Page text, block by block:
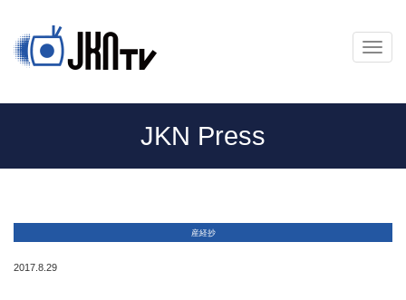
メ
ニ
ー
JKN Press
産経抄
2017.8.29